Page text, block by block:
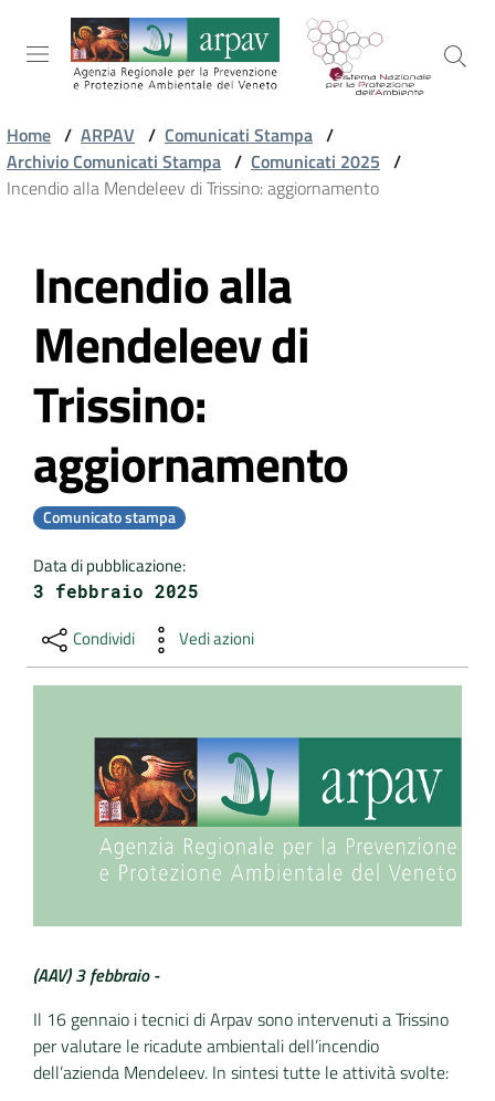
Salta al contenuto
Salta alla navigazione
Salta al footer
ARPAV
TEMI
AMBIENTALI
TERRITORIO
SERVIZI
AMBIENTALI
Seguici
Home / ARPAV / Comunicati Stampa /
Archivio Comunicati Stampa / Comunicati 2025 /
Incendio alla Mendeleev di Trissino: aggiornamento
Vai al contenuto
Incendio alla
Mendeleev di
Trissino:
aggiornamento
Comunicato stampa
Data di pubblicazione:
3 febbraio 2025
Condividi Vedi azioni
(AAV) 3 febbraio -
Il 16 gennaio i tecnici di Arpav sono intervenuti a Trissino
per valutare le ricadute ambientali dell’incendio
dell’azienda Mendeleev. In sintesi tutte le attività svolte: